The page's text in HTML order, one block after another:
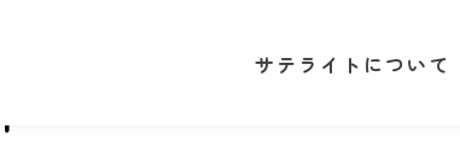
サテライトについて